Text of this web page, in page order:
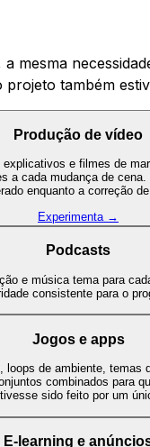
mesma
também
Produção de vídeo
explicativos e filmes de
a cada mudança de
enquanto a correção
Experimenta →
Podcasts
e música tema para
consistente para o
Jogos e apps
loops de ambiente, temas
combinados para
sido feito por um
E-learning e